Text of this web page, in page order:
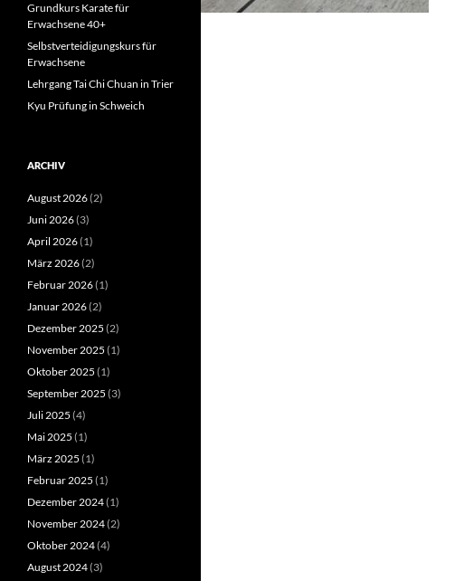
Grundkurs Karate für
Erwachsene 40+
Selbstverteidigungskurs für
Erwachsene
Lehrgang Tai Chi Chuan in Trier
Kyu Prüfung in Schweich
ARCHIV
August 2026(2)
Juni 2026(3)
April 2026(1)
März 2026(2)
Februar 2026(1)
Januar 2026(2)
Dezember 2025 (2)
November 2025 (1)
Oktober 2025 (1)
September 2025 (3)
Juli 2025 (4)
Mai 2025 (1)
März 2025 (1)
Februar 2025 (1)
Dezember 2024(1)
November 2024(2)
Oktober 2024(4)
August 2024(3)